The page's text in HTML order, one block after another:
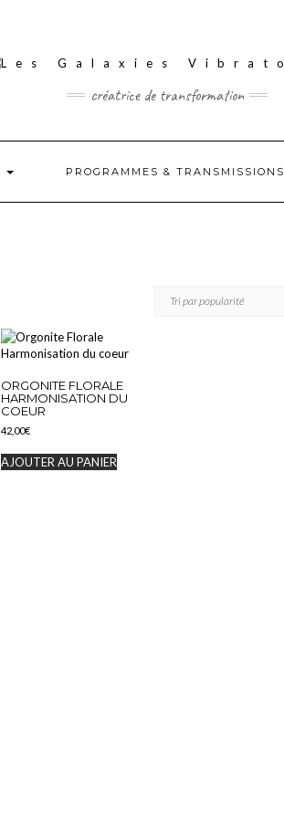
créatrice de transformation
PROGRAMMES & TRANSMISSIONS
ORGONITE FLORALE
HARMONISATION DU
COEUR
42,00€
AJOUTER AU PANIER